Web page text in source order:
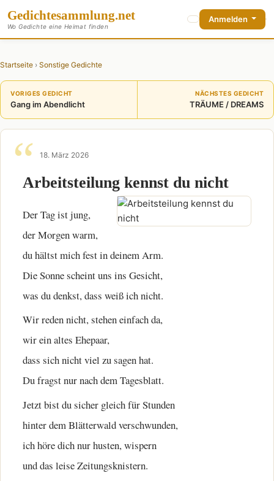
Gedichtesammlung.net
Wo Gedichte eine Heimat finden
Anmelden
Startseite › Sonstige Gedichte
VORIGES GEDICHT
Gang im Abendlicht
NÄCHSTES GEDICHT
TRÄUME / DREAMS
18. März 2026
Arbeitsteilung kennst du nicht
Der Tag ist jung,
der Morgen warm,
du hältst mich fest in deinem Arm.
Die Sonne scheint uns ins Gesicht,
was du denkst, dass weiß ich nicht.
Wir reden nicht, stehen einfach da,
wir ein altes Ehepaar,
dass sich nicht viel zu sagen hat.
Du fragst nur nach dem Tagesblatt.
Jetzt bist du sicher gleich für Stunden
hinter dem Blätterwald verschwunden,
ich höre dich nur husten, wispern
und das leise Zeitungsknistern.